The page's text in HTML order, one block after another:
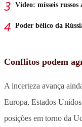
Vídeo: mísseis
Poder bélico da
Conflitos podem
A incerteza avança
Europa, Estados
posições em torno da